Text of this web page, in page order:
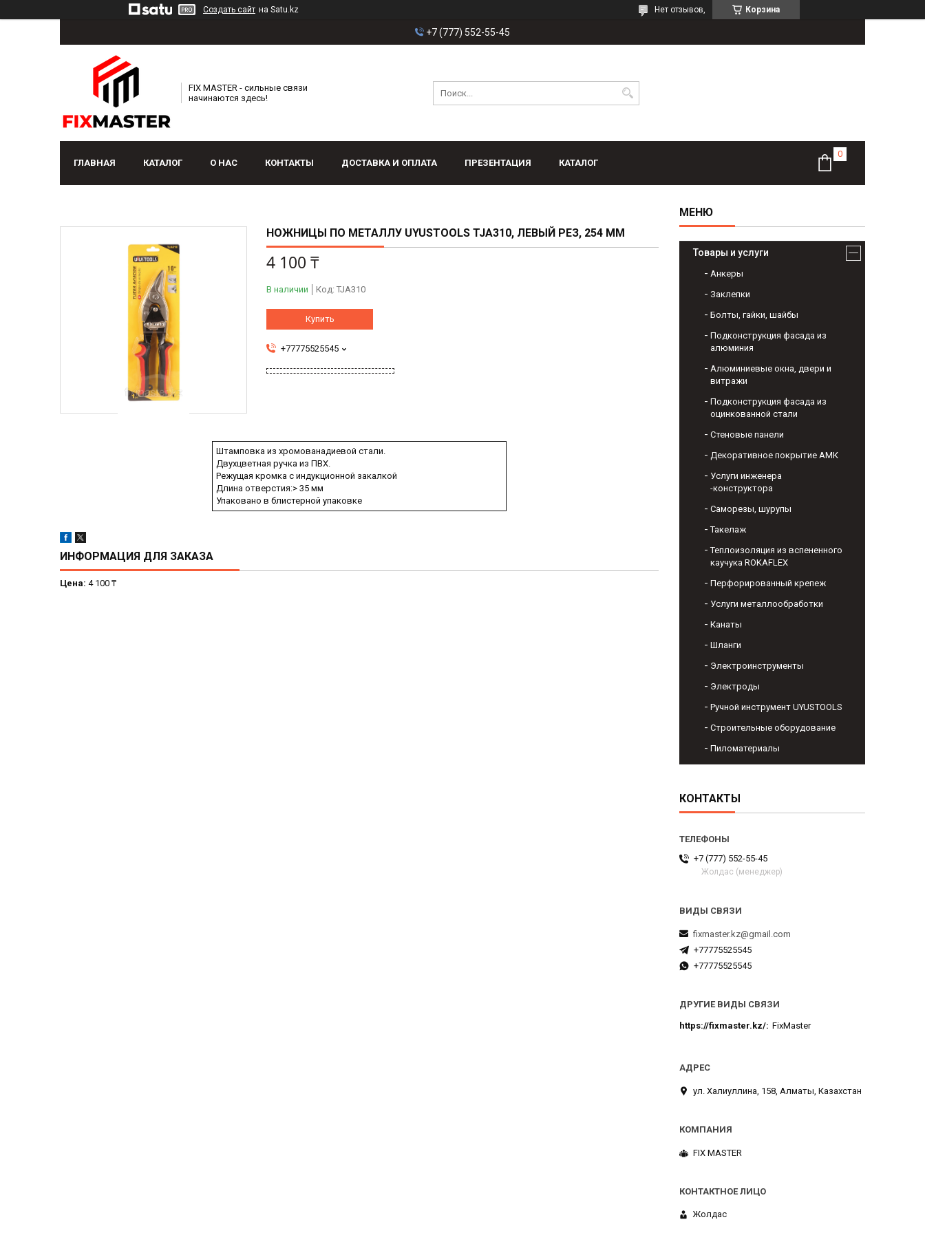
Создать сайт на Satu.kz Корзина
Нет отзывов,
+7 (777) 552-55-45
FIX MASTER - сильные связи
начинаются здесь!
ГЛАВНАЯ КАТАЛОГ О НАС КОНТАКТЫ ДОСТАВКА И ОПЛАТА ПРЕЗЕНТАЦИЯ КАТАЛОГ
НОЖНИЦЫ ПО МЕТАЛЛУ UYUSTOOLS TJA310, ЛЕВЫЙ РЕЗ, 254 ММ
4 100 ₸
В наличии Код: TJA310
Купить
+77775525545
Штамповка из хромованадиевой стали.
Двухцветная ручка из ПВХ.
Режущая кромка с индукционной закалкой
Длина отверстия:> 35 мм
Упаковано в блистерной упаковке
ИНФОРМАЦИЯ ДЛЯ ЗАКАЗА
Цена: 4 100 ₸
Товары и услуги
Анкеры
Заклепки
Болты, гайки, шайбы
Подконструкция фасада из
алюминия
Алюминиевые окна, двери и
витражи
Подконструкция фасада из
оцинкованной стали
Стеновые панели
Декоративное покрытие АМК
Услуги инженера
-конструктора
Саморезы, шурупы
Такелаж
Теплоизоляция из вспененного
каучука ROKAFLEX
Перфорированный крепеж
Услуги металлообработки
Канаты
Шланги
Электроинструменты
Электроды
Ручной инструмент UYUSTOOLS
Строительные оборудование
Пиломатериалы
КОНТАКТЫ
+7 (777) 552-55-45
Жолдас (менеджер)
fixmaster.kz@gmail.com
+77775525545
+77775525545
ДРУГИЕ ВИДЫ СВЯЗИ
https://fixmaster.kz/ FixMaster
ул. Халиуллина, 158, Алматы, Казахстан
FIX MASTER
Жолдас